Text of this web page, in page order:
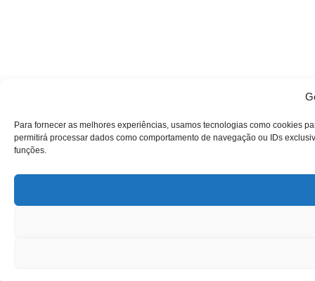
Para fornecer as melhores experiências, usamos tecnologias como cookies
permitirá processar dados como comportamento de navegação ou IDs
funções.